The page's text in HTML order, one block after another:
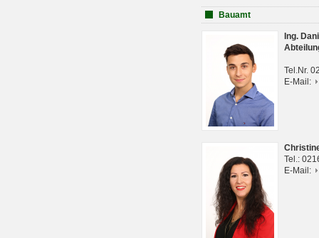
Bauamt
Ing.
Tel.Nr.
E-Mail:
Tel.:
E-Mail: